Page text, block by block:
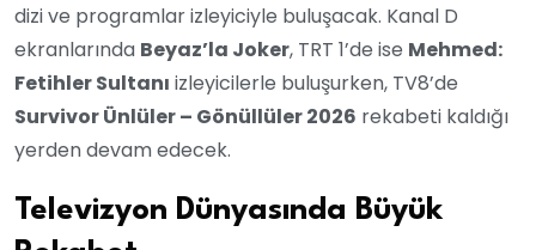
dizi ve programlar izleyiciyle buluşacak. Kanal D
ekranlarında Beyaz’la Joker, TRT 1’de ise Mehmed:
Fetihler Sultanı izleyicilerle buluşurken, TV8’de
Survivor Ünlüler – Gönüllüler 2026 rekabeti kaldığı
yerden devam edecek.
Televizyon Dünyasında Büyük